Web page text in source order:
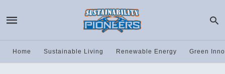
Home Sustainable Living Renewable Energy Green